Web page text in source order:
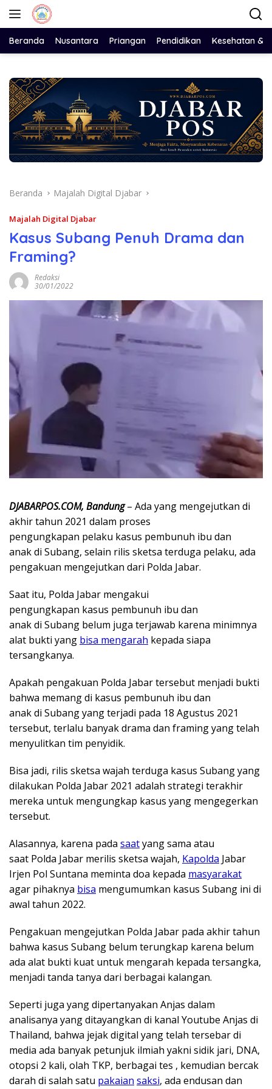
Langsung
Beranda Nusantara Priangan Pendidikan Kesehatan &
Beranda Majalah Digital Djabar
Majalah Digital Djabar
Kasus Subang Penuh Drama dan
Framing?
Redaksi
30/01/2022
DJABARPOS.COM, Bandung– Ada yang mengejutkan di
akhir tahun 2021 dalam proses
pengungkapan pelaku kasus pembunuh ibu dan
anak di Subang, selain rilis sketsa terduga pelaku, ada
pengakuan mengejutkan dari Polda Jabar.
Saat itu, Polda Jabar mengakui
pengungkapan kasus pembunuh ibu dan
anak di Subang belum juga terjawab karena minimnya
alat bukti yang bisa mengarah kepada siapa
tersangkanya.
Apakah pengakuan Polda Jabar tersebut menjadi bukti
bahwa memang di kasus pembunuh ibu dan
anak di Subang yang terjadi pada 18 Agustus 2021
tersebut, terlalu banyak drama dan framing yang telah
menyulitkan tim penyidik.
Bisa jadi, rilis sketsa wajah terduga kasus Subang yang
dilakukan Polda Jabar 2021 adalah strategi terakhir
mereka untuk mengungkap kasus yang mengegerkan
tersebut.
Alasannya, karena pada saatyang sama atau
saat Polda Jabar merilis sketsa wajah, Kapolda Jabar
Irjen Pol Suntana meminta doa kepada masyarakat
agar pihaknya bisa mengumumkan kasus Subang ini di
awal tahun 2022.
Pengakuan mengejutkan Polda Jabar pada akhir tahun
bahwa kasus Subang belum terungkap karena belum
ada alat bukti kuat untuk mengarah kepada tersangka,
menjadi tanda tanya dari berbagai kalangan.
Seperti juga yang dipertanyakan Anjas dalam
analisanya yang ditayangkan di kanal Youtube Anjas di
Thailand, bahwa jejak digital yang telah tersebar di
media ada banyak petunjuk ilmiah yakni sidik jari, DNA,
otopsi 2 kali, olah TKP, berbagai tes , kemudian bercak
darah di salah satu pakaian saksi, ada endusan dan